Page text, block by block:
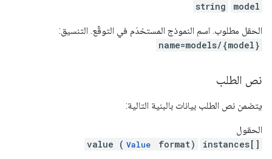
model
string
الحقل مطلوب. اسم النموذج المستخدَم في التوقّع. التنسيق:
name=models/{model}
نص الطلب
يتضمن نص الطلب بيانات بالبنية التالية:
الحقول
instances[]
value ( Value format)